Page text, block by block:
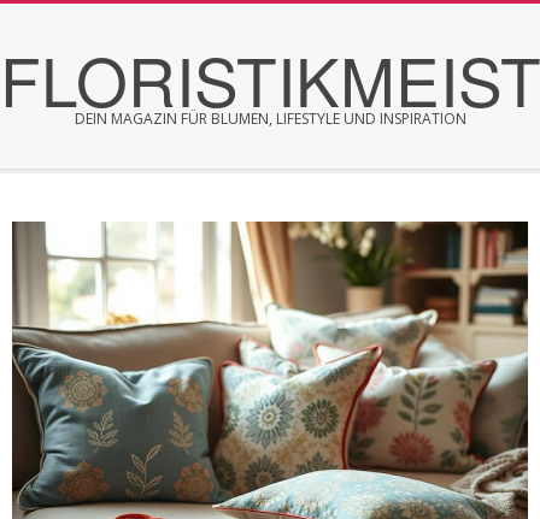
content
DEIN MAGAZIN FÜR BLUMEN, LIFESTYLE UND INSPIRATION